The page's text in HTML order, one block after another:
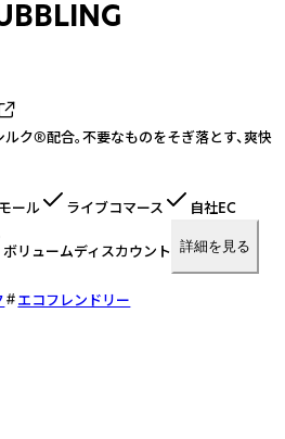
ク®配合。不要なものをそぎ落とす、爽快
ール ライブコマース 自社EC
ボリュームディスカウント 詳細を見る
エコフレンドリー